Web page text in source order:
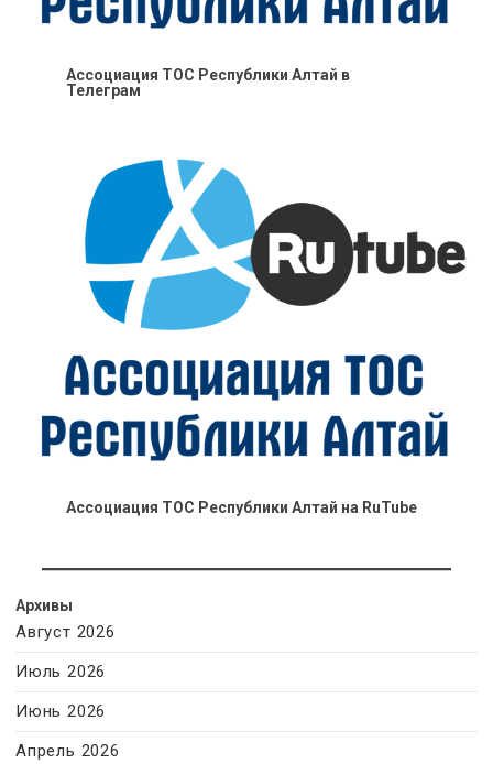
Ассоциация ТОС Республики Алтай в
Телеграм
Ассоциация ТОС Республики Алтай на RuTube
Архивы
Август 2026
Июль 2026
Июнь 2026
Апрель 2026